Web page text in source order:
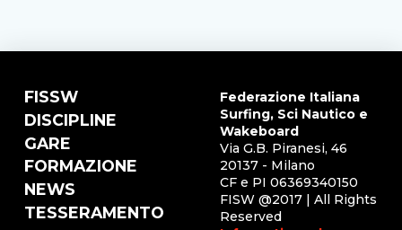
FISSW
DISCIPLINE
GARE
FORMAZIONE
NEWS
TESSERAMENTO
Federazione Italiana
Surfing, Sci Nautico e
Wakeboard
Via G.B. Piranesi, 46
20137 - Milano
CF e PI 06369340150
FISW @2017 | All Rights
Reserved